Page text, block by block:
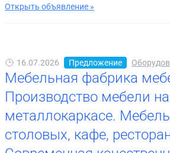
Открыть объявление »
16.07.2026 Предложение
Мебельная фабрика
Производство мебели на
металлокаркасе.
столовых, кафе,